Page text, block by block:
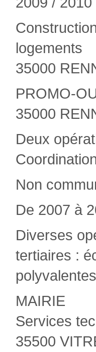
logements
35000
PROMO-
35000
Deux
Non
De 2007 à
Diverses
tertiaires :
MAIRIE
Services
35500